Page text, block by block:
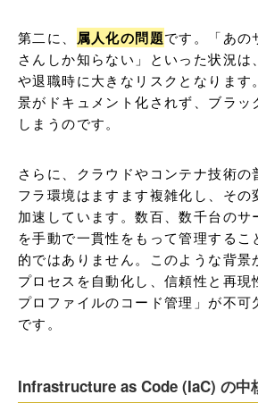
第二に、 属人化の問題です。「あの
さんしか知らない」といった状況は
や退職時に大きなリスクとなります
景がドキュメント化されず、ブラッ
しまうのです。
さらに、クラウドやコンテナ技術の
フラ環境はますます複雑化し、その
加速しています。数百、数千台のサ
を手動で一貫性をもって管理するこ
的ではありません。このような背景
プロセスを自動化し、信頼性と再現
プロファイルのコード管理」が不可
です。
Infrastructure as Code (IaC) の中